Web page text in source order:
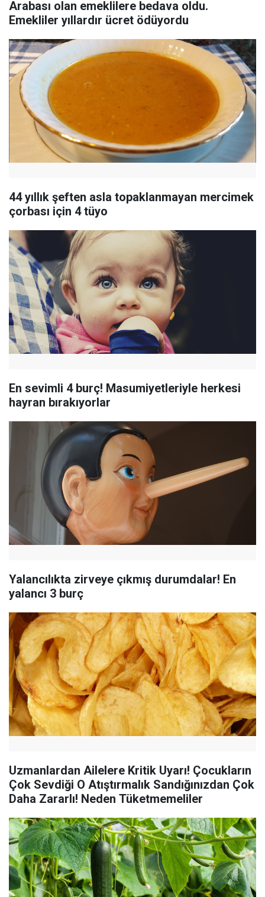
Arabası olan emeklilere bedava oldu.
Emekliler yıllardır ücret ödüyordu
44 yıllık şeften asla topaklanmayan mercimek
çorbası için 4 tüyo
En sevimli 4 burç! Masumiyetleriyle herkesi
hayran bırakıyorlar
Yalancılıkta zirveye çıkmış durumdalar! En
yalancı 3 burç
Uzmanlardan Ailelere Kritik Uyarı! Çocukların
Çok Sevdiği O Atıştırmalık Sandığınızdan Çok
Daha Zararlı! Neden Tüketmemeliler